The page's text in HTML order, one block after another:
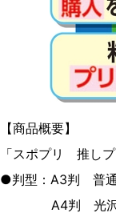
【商品概要】
「スポプリ 推しプ
●判型：A3判 普通
A4判 光沢紙カ